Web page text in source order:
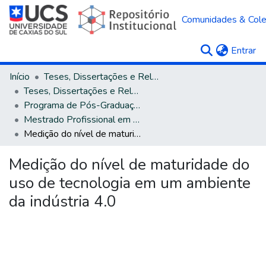
Comunidades &
Entrar
Início
Teses, Dissertações e Relatórios
Teses, Dissertações e Relatórios defendidos na UCS
Programa de Pós-Graduação em Engenharia de Produção
Mestrado Profissional em Engenharia de Produção
Medição do nível de maturidade do uso de tecnologia em um ambiente da indústria 4.0
Medição do nível de maturidade do
uso de tecnologia em um ambiente
da indústria 4.0